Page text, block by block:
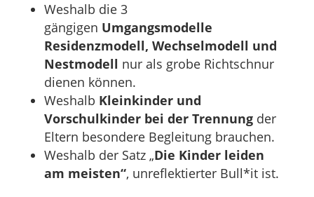
Weshalb die 3
gängigen Umgangsmodelle
Residenzmodell, Wechselmodell und
Nestmodell nur als grobe Richtschnur
dienen können.
Weshalb Kleinkinder und
Vorschulkinder bei der Trennungder
Eltern besondere Begleitung brauchen.
Weshalb der Satz „Die Kinder leiden
am meisten“, unreflektierter Bull*it ist.